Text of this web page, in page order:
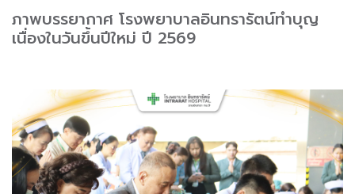
ภาพบรรยากาศ โรงพยาบาลอินทรารัตน์ทำบุญ
เนื่องในวันขึ้นปีใหม่ ปี 2569